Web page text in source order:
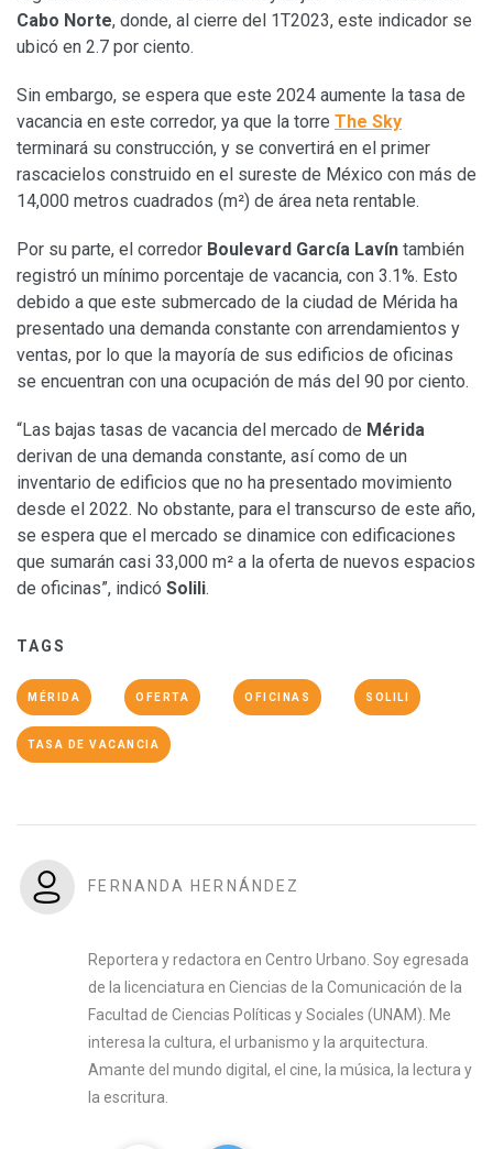
Cabo Norte, donde, al cierre del 1T2023, este indicador se
ubicó en 2.7 por ciento.
Sin embargo, se espera que este 2024 aumente la tasa de
vacancia en este corredor, ya que la torre The Sky
terminará su construcción, y se convertirá en el primer
rascacielos construido en el sureste de México con más de
14,000 metros cuadrados (m²) de área neta rentable.
Por su parte, el corredor Boulevard García Lavín también
registró un mínimo porcentaje de vacancia, con 3.1%. Esto
debido a que este submercado de la ciudad de Mérida ha
presentado una demanda constante con arrendamientos y
ventas, por lo que la mayoría de sus edificios de oficinas
se encuentran con una ocupación de más del 90 por ciento.
“Las bajas tasas de vacancia del mercado de Mérida
derivan de una demanda constante, así como de un
inventario de edificios que no ha presentado movimiento
desde el 2022. No obstante, para el transcurso de este año,
se espera que el mercado se dinamice con edificaciones
que sumarán casi 33,000 m² a la oferta de nuevos espacios
de oficinas”, indicó Solili.
TAGS
MÉRIDA OFERTA OFICINAS SOLILI
TASA DE VACANCIA
FERNANDA HERNÁNDEZ
Reportera y redactora en Centro Urbano. Soy egresada
de la licenciatura en Ciencias de la Comunicación de la
Facultad de Ciencias Políticas y Sociales (UNAM). Me
interesa la cultura, el urbanismo y la arquitectura.
Amante del mundo digital, el cine, la música, la lectura y
la escritura.